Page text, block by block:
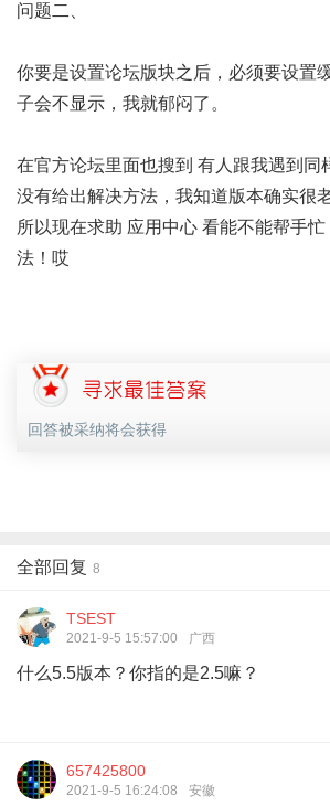
问题二、
你要是设置论坛版块之后，必须要设置
子会不显示，我就郁闷了。
在官方论坛里面也搜到 有人跟我遇到同
没有给出解决方法，我知道版本确实很
所以现在求助 应用中心 看能不能帮手
法！哎
回答被采纳将会获得
全部回复 8
TSEST
2021-9-5 15:57:00 广西
什么5.5版本？你指的是2.5嘛？
657425800
2021-9-5 16:24:08 安徽